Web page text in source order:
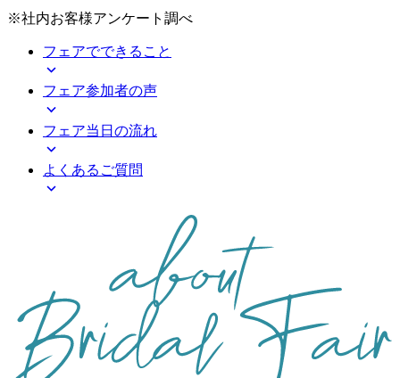
※社内お客様アンケート調べ
フェアでできること
フェア参加者の声
フェア当日の流れ
よくある ご質問